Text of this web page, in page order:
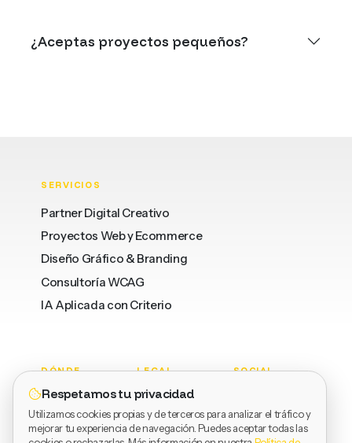
¿Aceptas proyectos pequeños?
SERVICIOS
Partner Digital Creativo
Proyectos Web y Ecommerce
Diseño Gráfico & Branding
Consultoría WCAG
IA Aplicada con Criterio
DÓNDE
Barcelona
Valencia
Vinaròs
LEGAL
Privacidad
Términos
Cookies
SOCIAL
Dribbble
Behance
Respetamos tu privacidad
Utilizamos cookies propias y de terceros para analizar el tráfico y
mejorar tu experiencia de navegación. Puedes aceptar todas las